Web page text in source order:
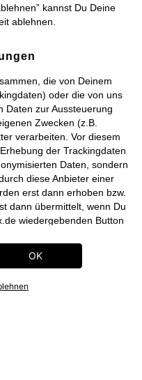
kannst Du Deine
ablehnen.
die von Deinem
oder die von uns
Daten zur Aussteuerung
Zwecken (z.B.
verarbeiten. Vor diesem
der Trackingdaten
Daten, sondern
diese Anbieter einer
erst dann erhoben bzw.
dann übermittelt, wenn Du
wiedergebenden Button
Limited, Google Ireland
Ireland Operations
Ltd, TikTok Information
OK